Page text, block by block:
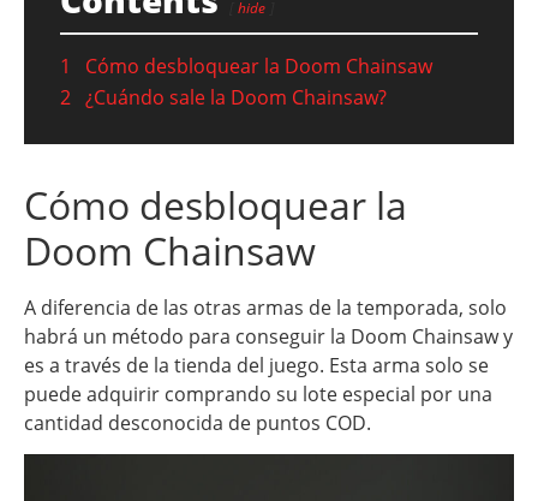
hide
1
Cómo desbloquear la Doom Chainsaw
2 ¿Cuándo sale la Doom Chainsaw?
Cómo desbloquear la
Doom Chainsaw
A diferencia de las otras armas de la temporada, solo
habrá un método para conseguir la Doom Chainsaw y
es a través de la tienda del juego. Esta arma solo se
puede adquirir comprando su lote especial por una
cantidad desconocida de puntos COD.